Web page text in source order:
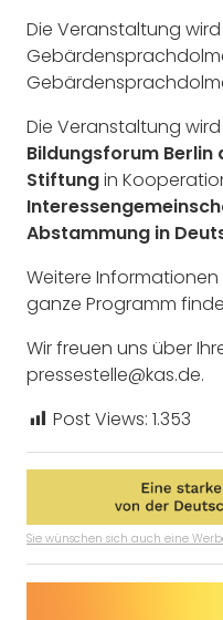
Die Veranstaltung
Die Veranstaltung
Bildungsforum
Stiftungin
Abstammung in
Weitere
ganze Programm
Wir freuen uns über
pressestelle@kas.de.
Post Views: 1.353
Sie wünschen sich auch eine